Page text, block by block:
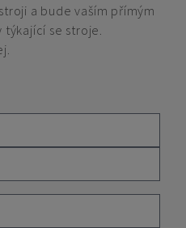
a bude vaším přímým
týkající se stroje.